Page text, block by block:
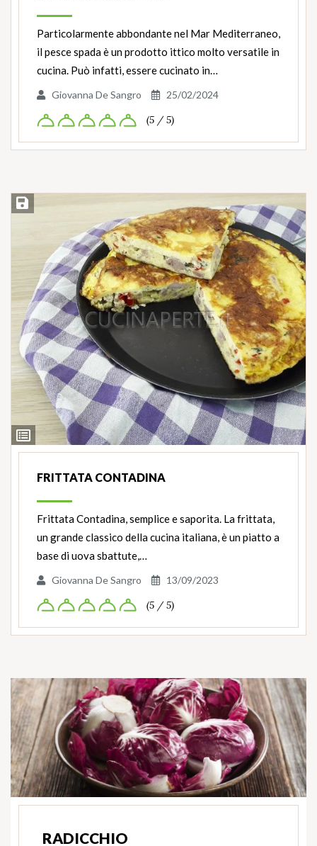
Particolarmente abbondante nel Mar Mediterraneo,
il pesce spada è un prodotto ittico molto versatile in
cucina. Può infatti, essere cucinato in…
Giovanna De Sangro 25/02/2024
(5 / 5)
Ingredienti
Salva ricetta
FRITTATA CONTADINA
Frittata Contadina, semplice e saporita. La frittata,
un grande classico della cucina italiana, è un piatto a
base di uova sbattute,…
Giovanna De Sangro 13/09/2023
(5 / 5)
RADICCHIO